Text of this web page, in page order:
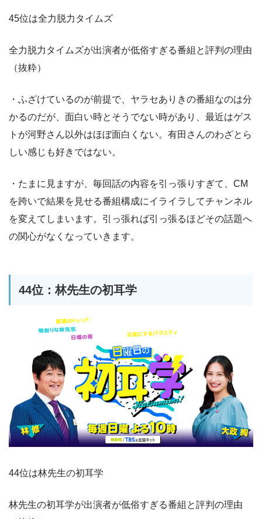
45位は全力脱力タイムズ
全力脱力タイムズが出演者が低俗すぎる番組と評判の理由
（抜粋）
・ふざけているのが前提で、ヤラセありきの番組なのは分
かるのだが、面白い時とそうでない時があり、最近はゲス
トが河野さん以外はほぼ面白くない。有田さんのわざとら
しい感じも好きではない。
・たまに見ますが、毎回話の内容を引っ張りすぎて、CM
を跨いで結果を見せる番組構成にイライラしてチャンネル
を変えてしまいます。引っ張れば引っ張るほどその話題へ
の関心がなくなっていきます。
44位：林先生の初耳学
44位は林先生の初耳学
林先生の初耳学が出演者が低俗すぎる番組と評判の理由